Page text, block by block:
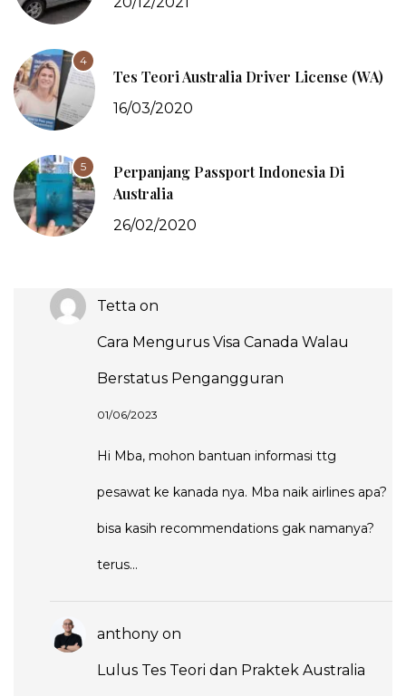
4
Tes Teori Australia Driver License (WA)
16/03/2020
5
Perpanjang Passport Indonesia Di
Australia
26/02/2020
Tetta on
Cara Mengurus Visa Canada Walau
Berstatus Pengangguran
01/06/2023
Hi Mba, mohon bantuan informasi ttg
pesawat ke kanada nya. Mba naik airlines apa?
bisa kasih recommendations gak namanya?
terus…
anthony on
Lulus Tes Teori dan Praktek Australia